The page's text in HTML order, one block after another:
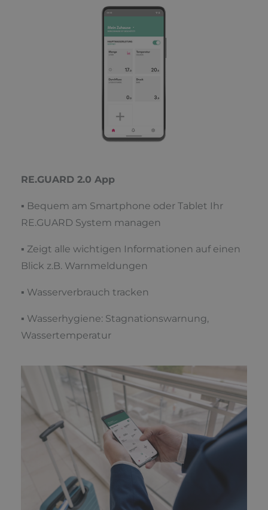
RE.GUARD 2.0 App
▪ Bequem am Smartphone oder Tablet Ihr
RE.GUARD System managen
▪ Zeigt alle wichtigen Informationen auf einen
Blick z.B. Warnmeldungen
▪ Wasserverbrauch tracken
▪ Wasserhygiene: Stagnationswarnung,
Wassertemperatur